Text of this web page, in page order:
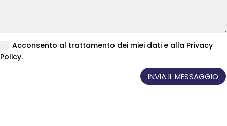
Acconsento al trattamento dei miei dati e alla Privacy
Policy.
INVIA IL MESSAGGIO